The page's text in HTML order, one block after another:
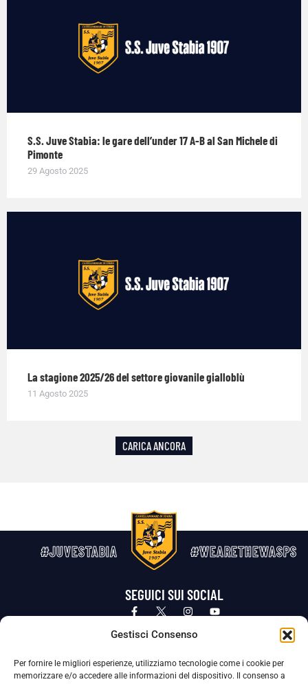
Gestisci Consenso
Per fornire le migliori esperienze, utilizziamo tecnologie come i cookie per
memorizzare e/o accedere alle informazioni del dispositivo. Il consenso a
S.S. Juve Stabia: le gare dell’under 17 A-B al San Michele di
Pimonte
29 Agosto 2025
La stagione 2025/26 del settore giovanile gialloblù
11 Agosto 2025
CARICA ANCORA
#JUVESTABIA #WEARETHEWASPS
SEGUICI SUI SOCIAL
Privacy Policy Cookie Policy
La Società ha nominato il Responsabile della Protezione dei Dati Personali (DPO), figura specializzata che vigila sulle modalità